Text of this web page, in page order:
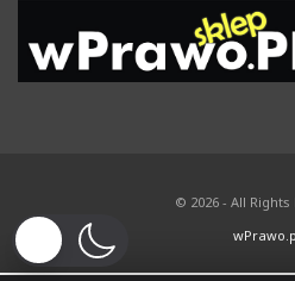
© 2026 - All Rights